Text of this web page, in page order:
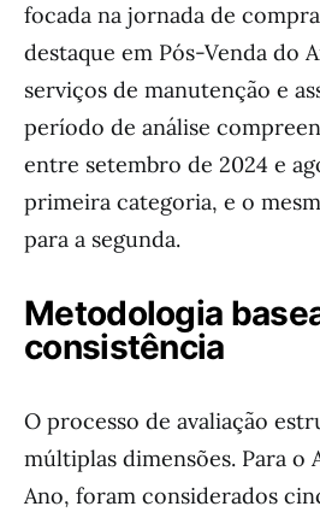
focada na jornada de
destaque em Pós-Venda do
serviços de manutenção e
período de análise
entre setembro de 2024 e
primeira categoria, e o
para a segunda.
Metodologia
consistência
O processo de avaliação
múltiplas dimensões. Para o
Ano, foram considerados